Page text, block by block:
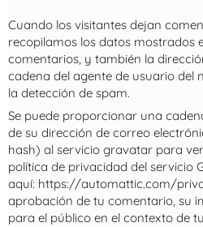
Cuando los visitantes dejan
recopilamos los datos mostrados
comentarios, y también la
cadena del agente de usuario
la detección de spam.
Se puede proporcionar una
de su dirección de correo
hash) al servicio gravatar para
política de privacidad del servicio
aquí: https://automattic.com/
aprobación de tu comentario, su
para el público en el contexto de